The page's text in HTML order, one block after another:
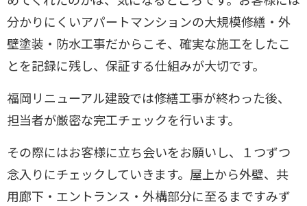
分かりにくいアパートマンションの大規模修繕・外
壁塗装・防水工事だからこそ、確実な施工をしたこ
とを記録に残し、保証する仕組みが大切です。
福岡リニューアル建設では修繕工事が終わった後、
担当者が厳密な完工チェックを行います。
その際にはお客様に立ち会いをお願いし、１つずつ
念入りにチェックしていきます。屋上から外壁、共
用廊下・エントランス・外構部分に至るまですみず